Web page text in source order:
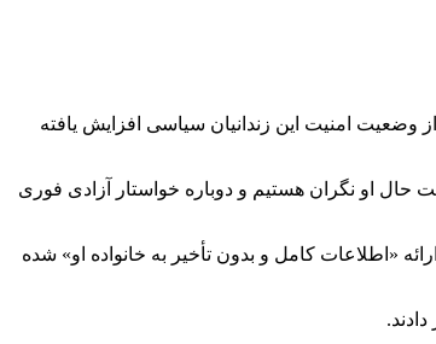
امنیت این زندانیان سیاسی افزایش یافته
او نگران هستیم و دوباره خواستار آزادی فوری
«اطلاعات کامل و بدون تأخیر به خانواده او» شده